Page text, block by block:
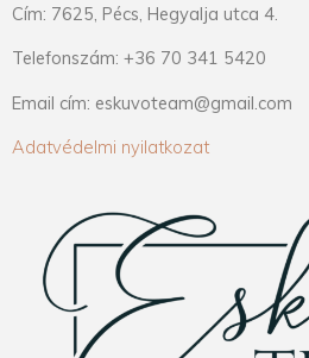
Cím: 7625, Pécs, Hegyalja utca 4.
Telefonszám: +36 70 341 5420
Email cím: eskuvoteam@gmail.com
Adatvédelmi nyilatkozat